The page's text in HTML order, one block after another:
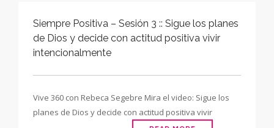
Siempre Positiva – Sesión 3 :: Sigue los planes
de Dios y decide con actitud positiva vivir
intencionalmente
Vive 360 con Rebeca Segebre Mira el video: Sigue los
planes de Dios y decide con actitud positiva vivir